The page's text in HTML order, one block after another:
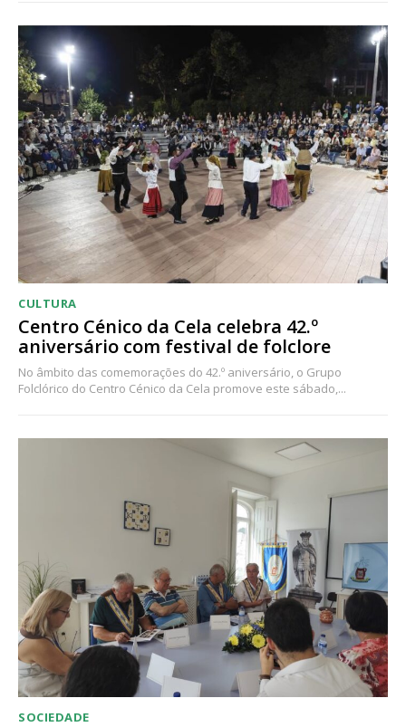
CULTURA
Centro Cénico da Cela celebra 42.º
aniversário com festival de folclore
No âmbito das comemorações do 42.º aniversário, o Grupo
Folclórico do Centro Cénico da Cela promove este sábado,...
SOCIEDADE